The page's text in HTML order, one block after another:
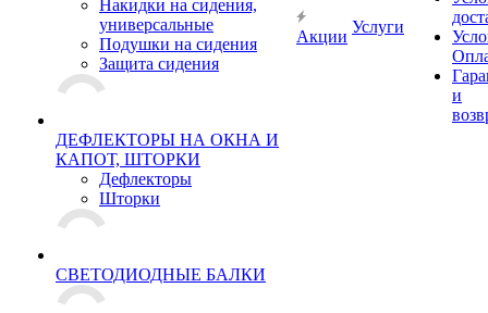
Накидки на сидения,
универсальные
Подушки на сидения
Защита сидения
ДЕФЛЕКТОРЫ НА ОКНА И
КАПОТ, ШТОРКИ
Дефлекторы
Шторки
СВЕТОДИОДНЫЕ БАЛКИ
Акции
Услуги
и